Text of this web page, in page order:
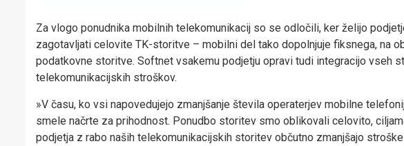
Za vlogo ponudnika mobilnih telekomunikacij so se odločili, ker želijo
zagotavljati celovite TK-storitve – mobilni del tako dopolnjuje fiksnega, na
podatkovne storitve. Softnet vsakemu podjetju opravi tudi integracijo vseh
telekomunikacijskih stroškov.
»V času, ko vsi napovedujejo zmanjšanje števila operaterjev mobilne
smele načrte za prihodnost. Ponudbo storitev smo oblikovali celovito,
podjetja z rabo naših telekomunikacijskih storitev občutno zmanjšajo